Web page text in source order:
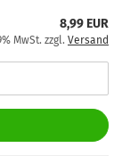
8,99 EUR
MwSt. zzgl. Versand